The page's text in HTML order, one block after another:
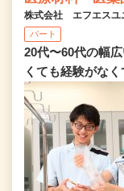
株式会社 エフエスユ
パート
20代〜60代の幅
くても経験がな